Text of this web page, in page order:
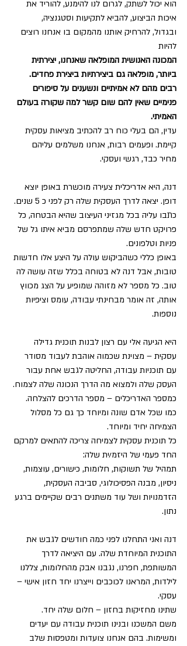
הוא יכול לשתק, לגרום לנו להימנע, להוריד את
איכות הביצוע, להביא לתקיעות וסטגנציה,
ובגדול, להרחיק אותנו מהמקום בו אנחנו רוצים
להיות
המכונה האנושית המופלאה שאנחנו, יצירתית
ביותר, מופלאה גם ביצירתיות ביצירת פחדים.
רבים מהם לא אמיתיים ונשענים על סיפורים
פנימיים שאין להם שום קשר למה שקורה בעולם
האמיתי.
עדין, הם בעלי כוח רב להכתיב מציאות עסקית
קיימת. ופעמים רבות, אנחנו משלמים עליהם
מחיר כבד, רגשי ועסקי.
דנה, היא אדריכלית צעירה מוכשרת באופן יוצא
דופן. יצאה לדרך העסקית שלה רק לפני כ 5 שנים.
כתבו עליה בכל מגזיני העיצוב שהיא הבטחה, כל
פרויקט חדש שלה שמתפרסם מביא איתו גל של
פניות וטלפונים.
באופן כללי כשהביקוש עולה על היצע אלו חדשות
טובות, אבל דנה לא בטוחה בכלל שזה עושה לה
טוב. כל מספר לא מזוהה שמופיע על הצג מכווץ
אותה, זה אומר מבחינתי עבודה, עומס וציפיות
נוספות.
היא הגיעה אלי עם רצון לבנות תוכנית גדילה
עסקית – מצוינת שכמוה אוהבת לעבוד מסודר
עם תוכניות עבודה, החליטה לגבש אחת עבור
העסק שלה ולמצוא מה הדרך הנכונה שלה לצמוח.
כמספר האדריכלים – מספר הדרכים להצלחה.
כמו שכל אדם שונה ומיוחד כך גם כל מסלול
הצמיחה יחיד ומיוחד.
כל תוכנית עסקית לצמיחה צריכה להתאים למרקם
החד פעמי של היזמ/ית שלה:
תמהיל של תשוקות, חלומות, כישורים, עוצמות,
ניסיון, מבנה הפסיכולוגי, סביבה העסקית,
הזדמנויות ושל עוד משתנים רבים שקיימים ברגע
נתון.
דנה ואני התחלנו לפני כמה חודשים לגבש את
התוכנית המיוחדת שלה. עם היציאה לדרך
המשותפת, חפרנו, נגבנו אבק מהחלומות, צללנו
לילדות, המראנו לכוכבים וייצרנו יחד חזון אישי –
עסקי.
שתינו מחזיקות בחזון – חלום שלה יחד.
משם המשכנו ובנינו תוכנית עבודה עם יעדים
ומשימות. בהם אנחנו צועדות ומטפסות שלב